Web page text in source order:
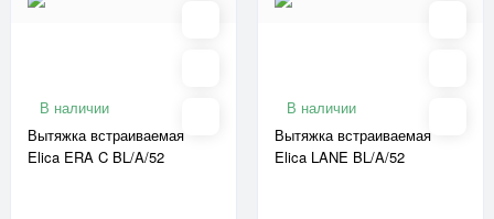
В наличии
Вытяжка встраиваемая
Elica ERA C BL/A/52
В наличии
Вытяжка встраиваемая
Elica LANE BL/A/52